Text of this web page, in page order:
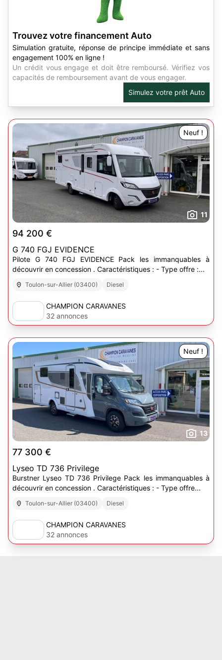
Trouvez votre financement Auto
Simulation gratuite, réponse de principe immédiate et sans
engagement 100% en ligne !
Un crédit vous engage et doit être remboursé. Vérifiez vos
capacités de remboursement avant de vous engager.
Simulez votre prêt Auto
Neuf !
11
94 200 €
G 740 FGJ EVIDENCE
Pilote G 740 FGJ EVIDENCE Pack les immanquables à
découvrir en concession . Caractéristiques : - Type offre :...
Toulon-sur-Allier (03400) Diesel
CHAMPION CARAVANES
32 annonces
Neuf !
13
77 300 €
Lyseo TD 736 Privilege
Burstner Lyseo TD 736 Privilege Pack les immanquables à
découvrir en concession . Caractéristiques : - Type offre...
Toulon-sur-Allier (03400) Diesel
CHAMPION CARAVANES
32 annonces